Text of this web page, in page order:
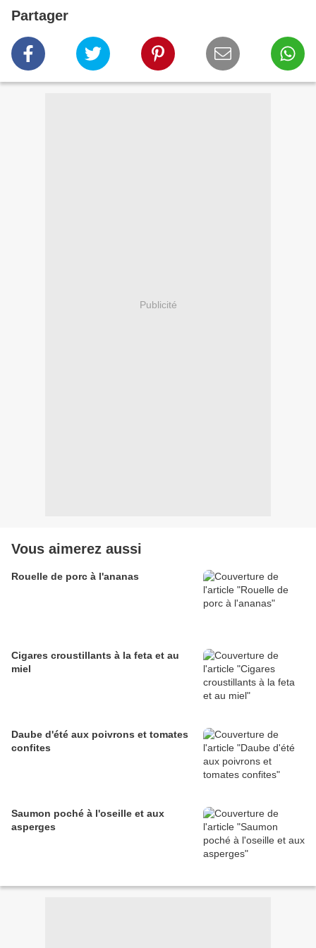
Partager
Publicité
Vous aimerez aussi
Rouelle de porc à l'ananas
Cigares croustillants à la feta et au
miel
Daube d'été aux poivrons et tomates
confites
Saumon poché à l'oseille et aux
asperges